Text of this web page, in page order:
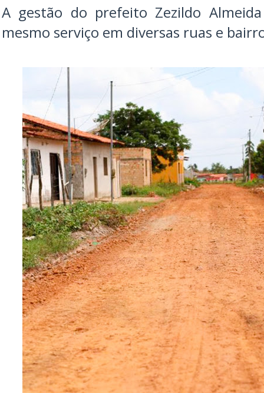
A gestão do prefeito Zezildo
mesmo serviço em diversas ruas e